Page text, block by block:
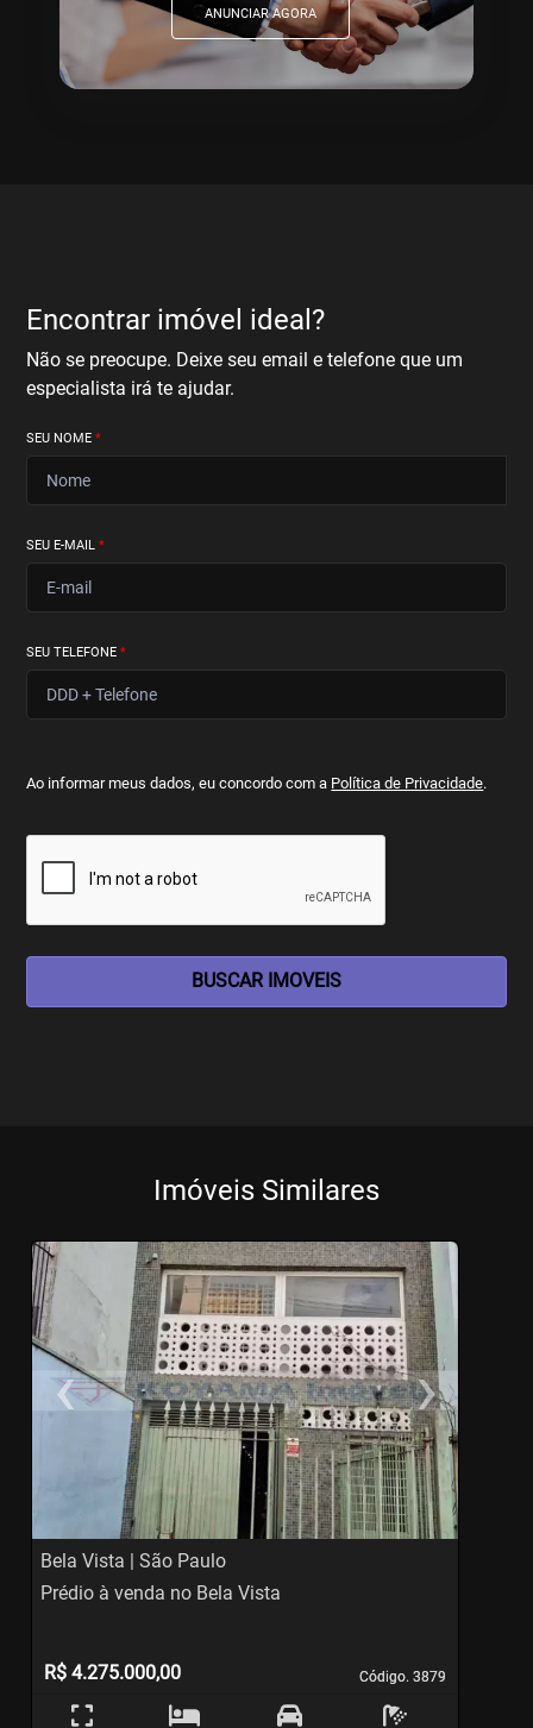
ANUNCIAR AGORA
Encontrar imóvel ideal?
Não se preocupe. Deixe seu email e telefone que um
especialista irá te ajudar.
SEU NOME*
SEU E-MAIL*
SEU TELEFONE*
Ao informar meus dados, eu concordo com a Política de Privacidade.
BUSCAR IMOVEIS
Imóveis Similares
‹
Previous
›
Bela Vista | São Paulo
Código. 3879
Código. 3879
Prédio à venda no Bela Vista
R$ 4.275.000,00